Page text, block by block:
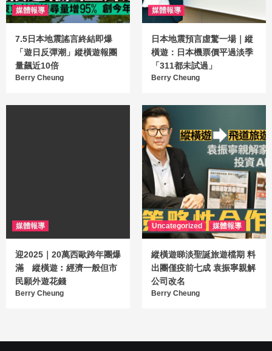
媒體報導
7.5日本地震謠言終結即爆
「遊日反彈潮」縱橫遊報團
量飆近10倍
Berry Cheung
媒體報導
日本地震預言虛驚一場｜縱
橫遊：日本機票價平過淡季
「311都未試過」
Berry Cheung
媒體報導
迎2025｜20萬西歐跨年團爆
滿 縱橫遊︰經濟一般但市
民願外遊花錢
Berry Cheung
Uncategorized 媒體報導
縱橫遊睇淡聖誕旅遊檔期 料
出團僅疫前七成 袁振寧親解
公司改名
Berry Cheung